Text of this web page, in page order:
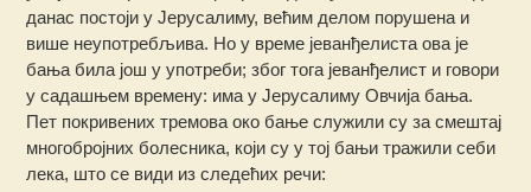
данас постоји у Јерусалиму, већим делом порушена и
више неупотребљива. Но у време јеванђелиста ова је
бања била још у употреби; због тога јеванђелист и говори
у садашњем времену: има у Јерусалиму Овчија бања.
Пет покривених тремова око бање служили су за смештај
многобројних болесника, који су у тој бањи тражили себи
лека, што се види из следећих речи: